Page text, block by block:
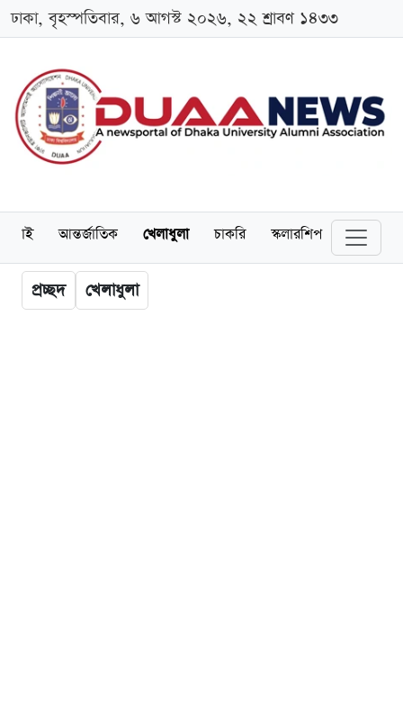
ঢাকা, বৃহস্পতিবার, ৬ আগস্ট ২০২৬, ২২ শ্রাবণ ১৪৩৩
আন্তর্জাতিক খেলাধুলা চাকরি স্কলারশিপ বিনোদন
প্রচ্ছদ খেলাধুলা